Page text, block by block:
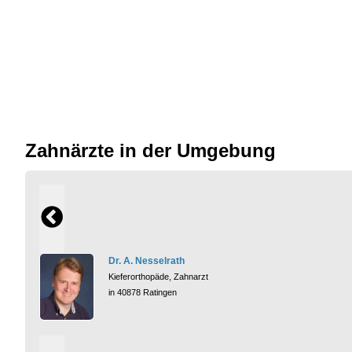
Zahnärzte in der Umgebung
Dr. A. Nesselrath
Kieferorthopäde, Zahnarzt
in 40878 Ratingen